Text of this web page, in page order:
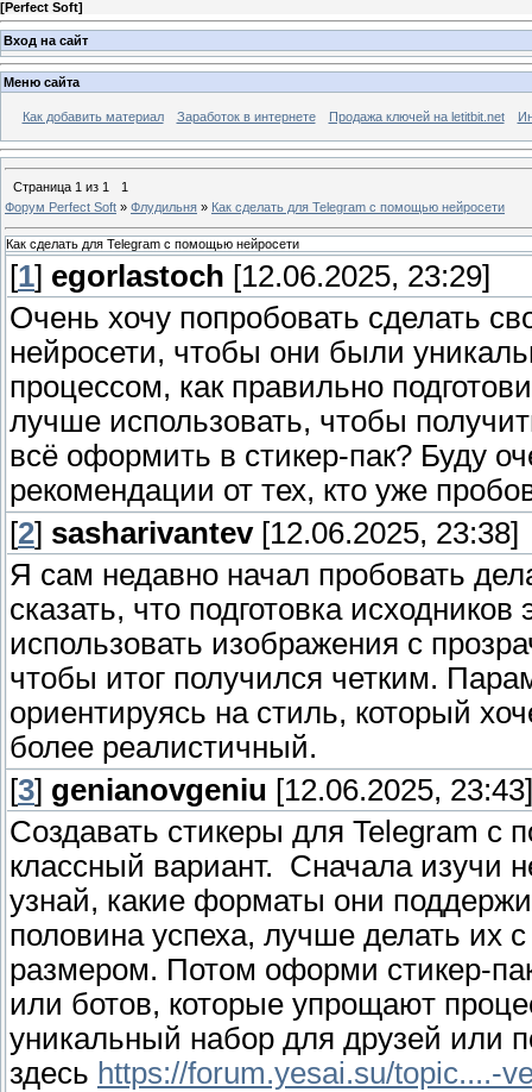
[Perfect Soft]
Вход на сайт
Меню сайта
Как добавить материал Заработок в интернете Продажа ключей на letitbit.net
Страница 1 из 1
1
Форум Perfect Soft » Флудильня » Как сделать для Telegram с помощью нейросети
Как сделать для Telegram с помощью нейросети
[1] egorlastoch [12.06.2025, 23:29]
Очень хочу попробовать сделать
нейросети, чтобы они были
процессом, как правильно
лучше использовать, чтобы
всё оформить в стикер-пак? Буду
рекомендации от тех, кто уже
[2] sasharivantev[12.06.2025, 23:38]
Я сам недавно начал пробовать
сказать, что подготовка
использовать изображения с
чтобы итог получился четким.
ориентируясь на стиль, который
более реалистичный.
[3] genianovgeniu [12.06.2025, 23:43]
Создавать стикеры для Telegram с
классный вариант. Сначала изучи
узнай, какие форматы они
половина успеха, лучше делать
размером. Потом оформи стикер-
или ботов, которые упрощают
уникальный набор для друзей или
здесь https://forum.yesai.su/topic....-